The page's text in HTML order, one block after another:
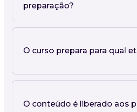
preparação?
O curso prepara para qual
O conteúdo é liberado aos